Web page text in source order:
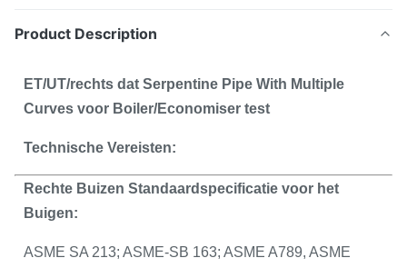
Product Description
ET/UT/rechts dat Serpentine Pipe With Multiple
Curves voor Boiler/Economiser test
Technische Vereisten:
Rechte Buizen Standaardspecificatie voor het
Buigen:
ASME SA 213; ASME-SB 163; ASME A789, ASME